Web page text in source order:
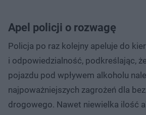
Apel policji o rozwagę
Policja po raz kolejny apeluje do
i odpowiedzialność, podkreślając,
pojazdu pod wpływem alkoholu
najpoważniejszych zagrożeń dla
drogowego. Nawet niewielka ilość